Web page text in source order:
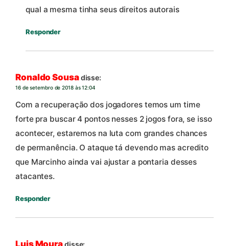
qual a mesma tinha seus direitos autorais
Responder
Ronaldo Sousadisse:
16 de setembro de 2018 às 12:04
Com a recuperação dos jogadores temos um time
forte pra buscar 4 pontos nesses 2 jogos fora, se isso
acontecer, estaremos na luta com grandes chances
de permanência. O ataque tá devendo mas acredito
que Marcinho ainda vai ajustar a pontaria desses
atacantes.
Responder
Luis Mouradisse: